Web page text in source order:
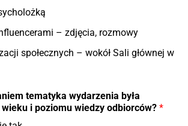
– zdjęcia, rozmowy
społecznych – wokół Sali głównej w
tematyka wydarzenia była
i poziomu wiedzy odbiorców? *